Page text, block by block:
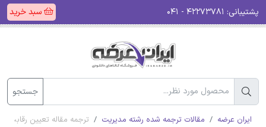
پشتیبانی: سبد خرید
جستجو
ایران عرضه مقالات ترجمه شده رشته مدیریت ترجمه مقاله تعیین رقابت